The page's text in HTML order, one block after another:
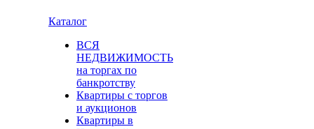
Каталог
ВСЯ
НЕДВИЖИМОСТЬ
на торгах по
банкротству
Квартиры с торгов
и аукционов
Квартиры в